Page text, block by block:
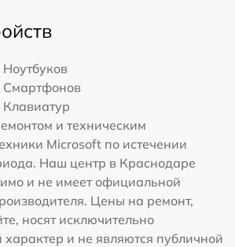
Ноутбуков
Смартфонов
Клавиатур
и техническим
Microsoft по истечении
Наш центр в Краснодаре
и не имеет официальной
Цены на ремонт,
носят исключительно
и не являются публичной